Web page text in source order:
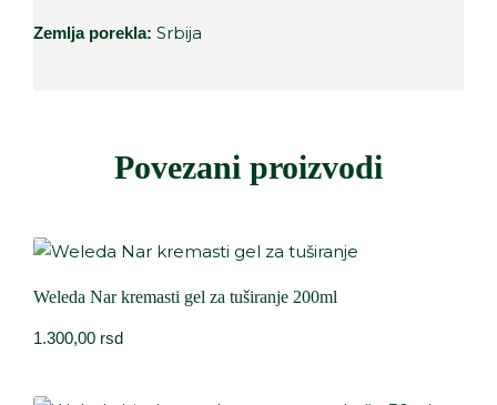
Zemlja porekla: Srbija
Povezani proizvodi
Weleda Nar kremasti gel za tuširanje 200ml
1.300,00 rsd